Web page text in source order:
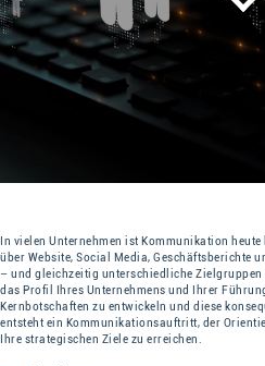
In vielen Unternehmen ist Kommunikation
über Website, Social Media, Geschäftsberichte
– und gleichzeitig unterschiedliche
das Profil Ihres Unternehmens und Ihrer
Kernbotschaften zu entwickeln und diese
entsteht ein Kommunikationsauftritt, der
Ihre strategischen Ziele zu erreichen.